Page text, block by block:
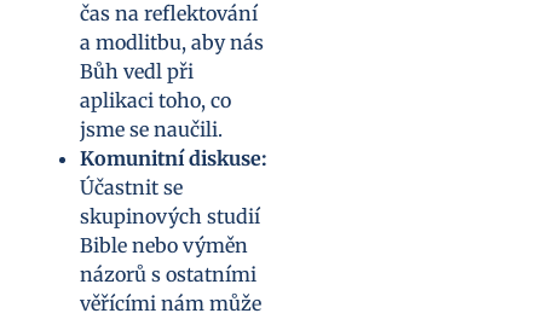
čas na reflektování
a modlitbu, aby nás
Bůh vedl při
aplikaci toho, co
jsme se naučili.
Komunitní diskuse:
Účastnit se
skupinových studií
Bible nebo výměn
názorů s ostatními
věřícími nám může